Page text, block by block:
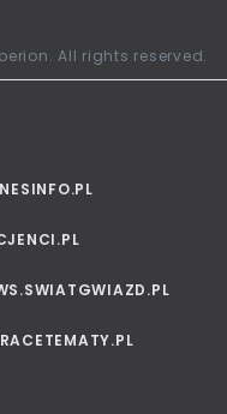
All rights reserved.